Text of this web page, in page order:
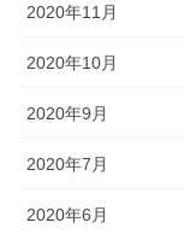
2020年11月
2020年10月
2020年9月
2020年7月
2020年6月